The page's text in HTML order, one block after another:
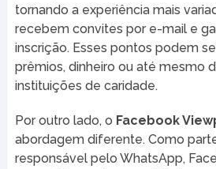
tornando a experiência mais
recebem convites por e-mail e
inscrição. Esses pontos podem
prêmios, dinheiro ou até mesmo
instituições de caridade.
Por outro lado, o Facebook
abordagem diferente. Como
responsável pelo WhatsApp,